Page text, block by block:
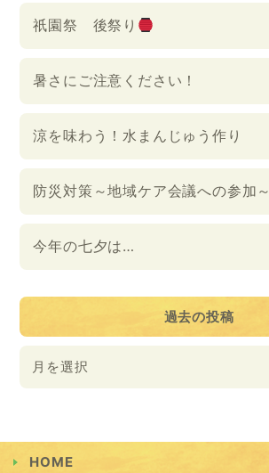
祇園祭 後祭り
暑さにご注意ください！
涼を味わう！水まんじゅう作り
防災対策～地域ケア会議への参加～
今年の七夕は…
過去の投稿
月を選択
HOME